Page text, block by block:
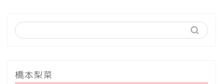
橋本梨菜